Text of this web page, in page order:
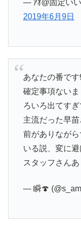
— ｱｵ@固定い
2019年6月9日
あなたの番で
確定事項ない
ろいろ出てすぎ
主流だった早
前がありなが
いる説、変に
スタッフさんあ
— 瞬🍄